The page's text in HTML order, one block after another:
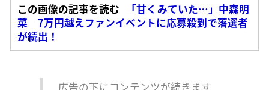
この画像の記事を読む
「甘くみていた…」中森明
菜 7万円越えファンイベントに応募殺到で落選者
が続出！